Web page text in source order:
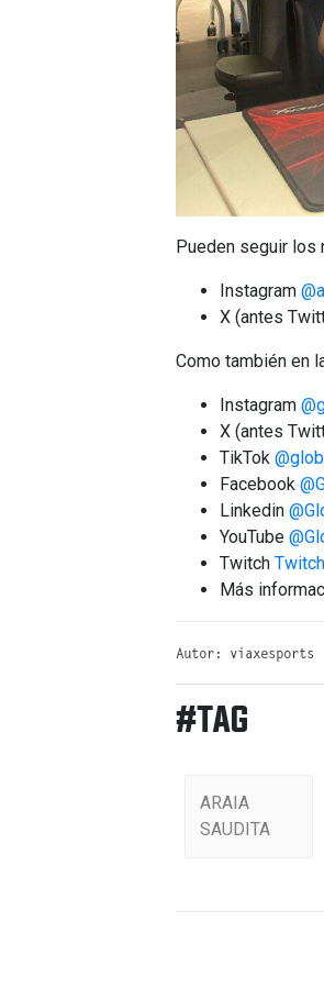
Pueden seguir los
Instagram
X (antes
Como también en
Instagram
X (antes
TikTok
Facebook
Linkedin
YouTube
Twitch
Más
Autor: viaxesports |
#TAG
ARAIA
SAUDITA